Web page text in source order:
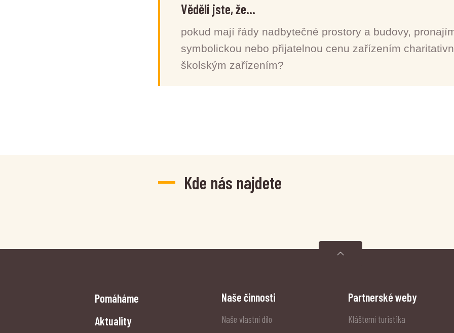
Věděli jste, že...
pokud mají řády nadbytečné prostory a budovy,
symbolickou nebo přijatelnou cenu zařízením
školským zařízením?
Kde nás najdete
Pomáháme
Aktuality
Naše činnosti
Naše vlastní dílo
Partnerské weby
Klášterní turistika